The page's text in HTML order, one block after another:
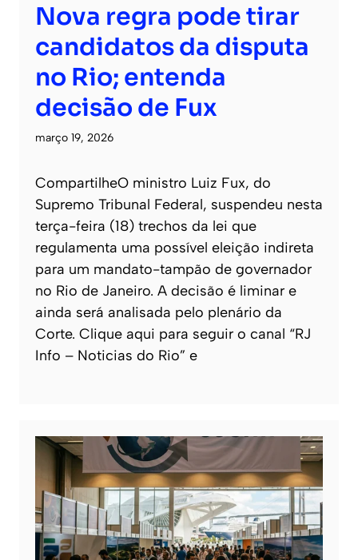
Nova regra pode tirar
candidatos da disputa
no Rio; entenda
decisão de Fux
março 19, 2026
CompartilheO ministro Luiz Fux, do
Supremo Tribunal Federal, suspendeu nesta
terça-feira (18) trechos da lei que
regulamenta uma possível eleição indireta
para um mandato-tampão de governador
no Rio de Janeiro. A decisão é liminar e
ainda será analisada pelo plenário da
Corte. Clique aqui para seguir o canal “RJ
Info – Noticias do Rio” e